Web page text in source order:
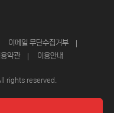
이메일 무단수집거부
약관 이용안내
rights reserved.